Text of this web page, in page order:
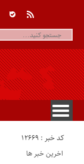
کد خبر : 12669
اخرین خبر ها